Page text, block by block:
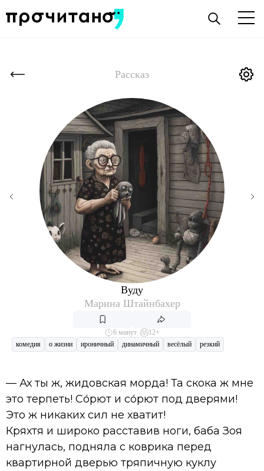
Рассказ
Вуду
Марина Штайнбахер
6 минут
12+
комедия
о жизни ироничный динамичный весёлый резкий
— Ах ты ж, жидовская морда! Та скока ж мне
это терпеть! Со́рют и со́рют под дверями!
Это ж никаких сил не хватит!
Кряхтя и широко расставив ноги, баба Зоя
нагнулась, подняла с коврика перед
квартирной дверью тряпичную куклу